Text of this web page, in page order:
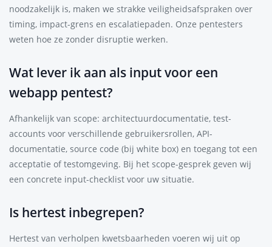
noodzakelijk is, maken we strakke veiligheidsafspraken over
timing, impact-grens en escalatiepaden. Onze pentesters
weten hoe ze zonder disruptie werken.
Wat lever ik aan als input voor een
webapp pentest?
Afhankelijk van scope: architectuurdocumentatie, test-
accounts voor verschillende gebruikersrollen, API-
documentatie, source code (bij white box) en toegang tot een
acceptatie of testomgeving. Bij het scope-gesprek geven wij
een concrete input-checklist voor uw situatie.
Is hertest inbegrepen?
Hertest van verholpen kwetsbaarheden voeren wij uit op